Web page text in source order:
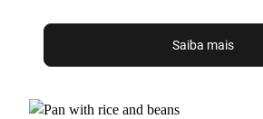
Saiba mais